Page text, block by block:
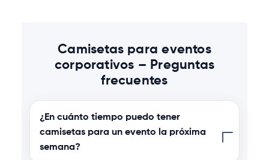
Camisetas para eventos
corporativos – Preguntas
frecuentes
¿En cuánto tiempo puedo tener
camisetas para un evento la próxima
semana?